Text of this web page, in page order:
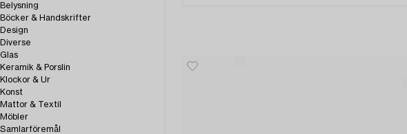
Belysning
Böcker & Handskrifter
Design
Diverse
Glas
Keramik & Porslin
Klockor & Ur
Konst
Mattor & Textil
Möbler
Samlarföremål